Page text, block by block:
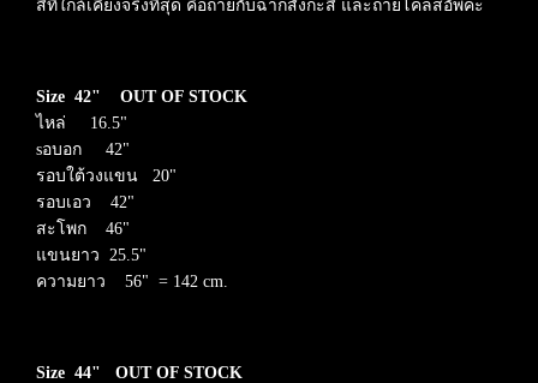
สีที่ใกล้เคียงจริงที่สุด คือถ่ายกับฉากสังกะสี และถ่ายโคลสอัพค่ะ
Size 42"
OUT OF STOCK
ไหล่ 16.5"
sอบอก 42"
รอบใต้วงแขน 20"
รอบเอว 42"
สะโพก 46"
แขนยาว 25.5"
ความยาว 56" = 142 cm.
Size 44"
OUT OF STOCK